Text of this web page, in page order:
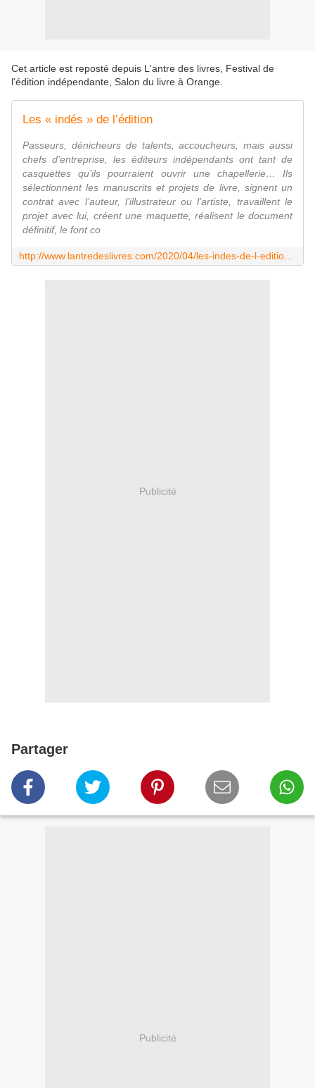
Cet article est reposté depuis L'antre des livres, Festival de
l'édition indépendante, Salon du livre à Orange
Les « indés » de l’édition
Passeurs, dénicheurs de talents, accoucheurs, mais aussi
chefs d’entreprise, les éditeurs indépendants ont tant de
casquettes qu’ils pourraient ouvrir une chapellerie… Ils
sélectionnent les manuscrits et projets de livre, signent un
contrat avec l’auteur, l’illustrateur ou l’artiste, travaillent le
projet avec lui, créent une maquette, réalisent le document
définitif, le font co
Publicité
Partager
Publicité